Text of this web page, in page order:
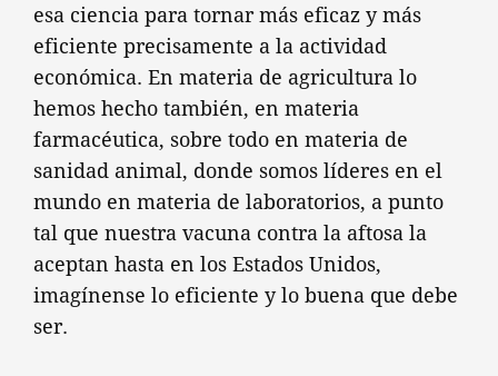
esa ciencia para tornar más eficaz y más
eficiente precisamente a la actividad
económica. En materia de agricultura lo
hemos hecho también, en materia
farmacéutica, sobre todo en materia de
sanidad animal, donde somos líderes en el
mundo en materia de laboratorios, a punto
tal que nuestra vacuna contra la aftosa la
aceptan hasta en los Estados Unidos,
imagínense lo eficiente y lo buena que debe
ser.